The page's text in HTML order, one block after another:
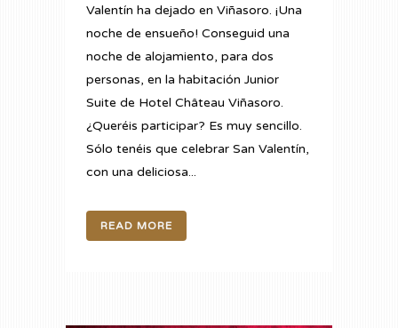
Valentín ha dejado en Viñasoro. ¡Una
noche de ensueño! Conseguid una
noche de alojamiento, para dos
personas, en la habitación Junior
Suite de Hotel Château Viñasoro.
¿Queréis participar? Es muy sencillo.
Sólo tenéis que celebrar San Valentín,
con una deliciosa...
READ MORE